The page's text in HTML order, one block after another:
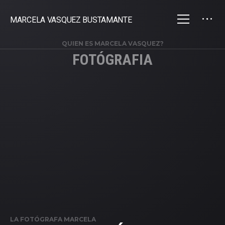
MARCELA VASQUEZ BUSTAMANTE
QUIEN ES MARCELA VASQUEZ?
FOTÓGRAFIA
LA FOTÓGRAFA MARCELA